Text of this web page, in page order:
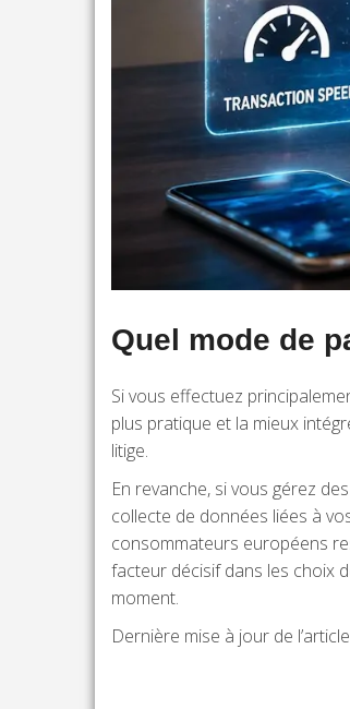
Quel mode de
Si vous effectuez
plus pratique et la mieux
litige.
En revanche, si vous gérez
collecte de données liées à
consommateurs européens
facteur décisif dans les choix
moment.
Dernière mise à jour de